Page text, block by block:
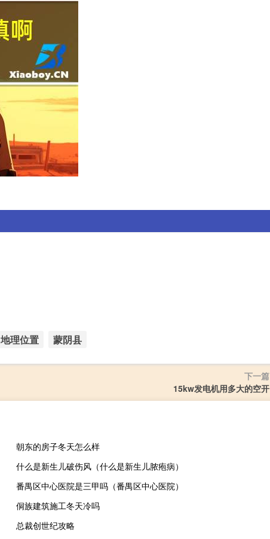
地理位置 蒙阴县
下一篇
15kw发电机用多大的空开
朝东的房子冬天怎么样
什么是新生儿破伤风（什么是新生儿脓疱病）
番禺区中心医院是三甲吗（番禺区中心医院）
侗族建筑施工冬天冷吗
总裁创世纪攻略